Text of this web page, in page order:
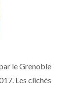
le Grenoble
Les clichés